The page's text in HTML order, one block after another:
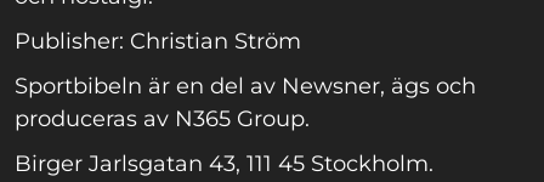
Publisher: Christian Ström
Sportbibeln är en del av Newsner, ägs och
produceras av N365 Group.
Birger Jarlsgatan 43, 111 45 Stockholm.